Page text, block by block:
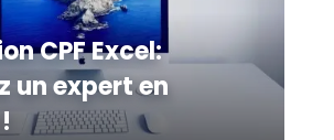
CPF Excel:
un expert en